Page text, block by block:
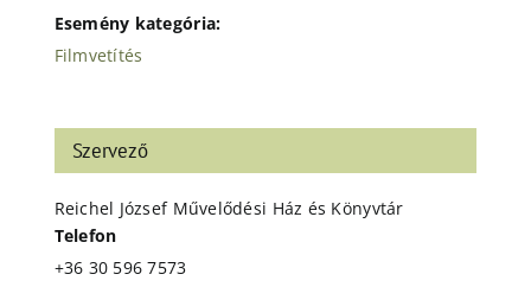
Esemény kategória:
Filmvetítés
Szervező
Reichel József Művelődési Ház és Könyvtár
Telefon
+36 30 596 7573